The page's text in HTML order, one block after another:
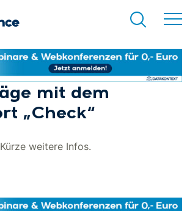
Suchen
mit dem
„Check“
weitere Infos.